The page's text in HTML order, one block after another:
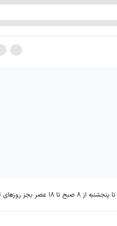
از ۸ صبح تا ۱۸ عصر بجز روزهای تعطیل